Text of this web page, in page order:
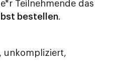
Teilnehmende das
bestellen.
unkompliziert,